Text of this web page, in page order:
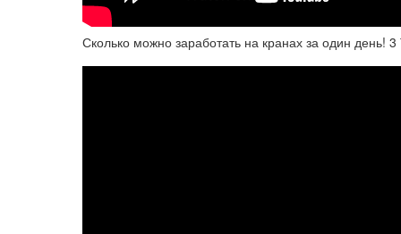
Сколько можно заработать на кранах за один